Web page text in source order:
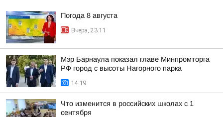
Погода 8 августа
Вчера, 23:11
Мэр Барнаула показал главе Минпромторга
РФ город с высоты Нагорного парка
14:19
Что изменится в российских школах с 1
сентября